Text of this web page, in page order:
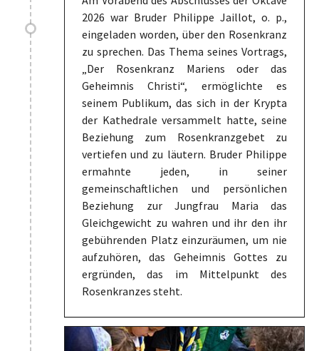
2026 war Bruder Philippe Jaillot, o. p.,
eingeladen worden, über den Rosenkranz
zu sprechen. Das Thema seines Vortrags,
„Der Rosenkranz Mariens oder das
Geheimnis Christi“, ermöglichte es
seinem Publikum, das sich in der Krypta
der Kathedrale versammelt hatte, seine
Beziehung zum Rosenkranzgebet zu
vertiefen und zu läutern. Bruder Philippe
ermahnte jeden, in seiner
gemeinschaftlichen und persönlichen
Beziehung zur Jungfrau Maria das
Gleichgewicht zu wahren und ihr den ihr
gebührenden Platz einzuräumen, um nie
aufzuhören, das Geheimnis Gottes zu
ergründen, das im Mittelpunkt des
Rosenkranzes steht.